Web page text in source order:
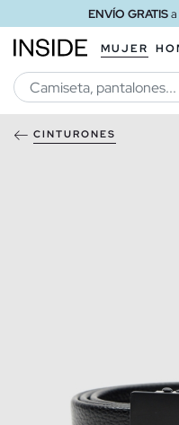
ENVÍO GRATISa
MUJER
CINTURONES